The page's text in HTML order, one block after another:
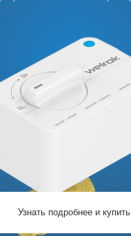
Узнать подробнее и купить